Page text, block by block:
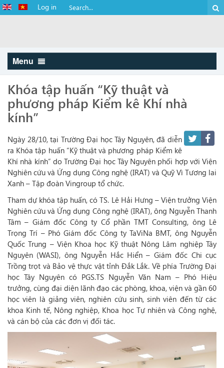
Log in
Menu
Khóa tập huấn “Kỹ thuật và
phương pháp Kiểm kê Khí nhà
kính”
Ngày 28/10, tại Trường Đại học Tây Nguyên, đã diễn
ra Khóa tập huấn “Kỹ thuật và phương pháp Kiểm kê
Khí nhà kính” do Trường Đại học Tây Nguyên phối hợp với Viện
Nghiên cứu và Ứng dụng Công nghệ (IRAT) và Quỹ Vì Tương lai
Xanh – Tập đoàn Vingroup tổ chức.
Tham dự khóa tập huấn, có TS. Lê Hải Hưng – Viện trưởng Viện
Nghiên cứu và Ứng dụng Công nghệ (IRAT), ông Nguyễn Thanh
Tâm – Giám đốc Công ty Cổ phần TMT Consulting, ông Lê
Trọng Trí – Phó Giám đốc Công ty TaViNa BMT, ông Nguyễn
Quốc Trung – Viện Khoa học Kỹ thuật Nông Lâm nghiệp Tây
Nguyên (WASI), ông Nguyễn Hắc Hiển – Giám đốc Chi cục
Trồng trọt và Bảo vệ thực vật tỉnh Đắk Lắk. Về phía Trường Đại
học Tây Nguyên có PGS.TS Nguyễn Văn Nam – Phó Hiệu
trưởng, cùng đại diện lãnh đạo các phòng, khoa, viện và gần 60
học viên là giảng viên, nghiên cứu sinh, sinh viên đến từ các
khoa Kinh tế, Nông nghiệp, Khoa học Tự nhiên và Công nghệ,
và cán bộ của các đơn vị đối tác.